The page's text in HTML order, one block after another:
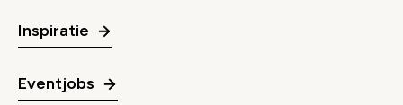
Inspiratie
Eventjobs